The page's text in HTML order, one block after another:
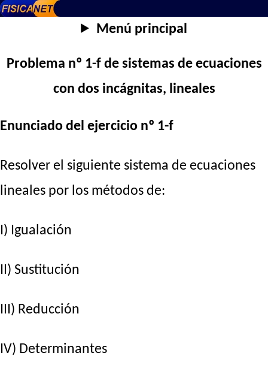
Menú principal
Problema nº 1-f de sistemas de ecuaciones
con dos incágnitas, lineales
Enunciado del ejercicio nº 1-f
Resolver el siguiente sistema de ecuaciones
lineales por los métodos de:
I) Igualación
II) Sustitución
III) Reducción
IV) Determinantes